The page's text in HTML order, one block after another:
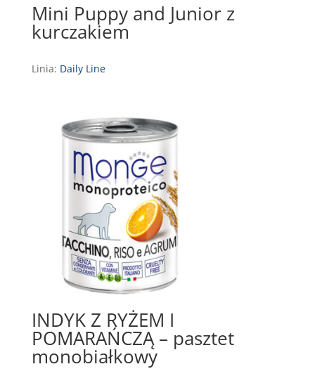
Mini Puppy and Junior z
kurczakiem
Linia: Daily Line
INDYK Z RYŻEM I
POMARAŃCZĄ – pasztet
monobiałkowy